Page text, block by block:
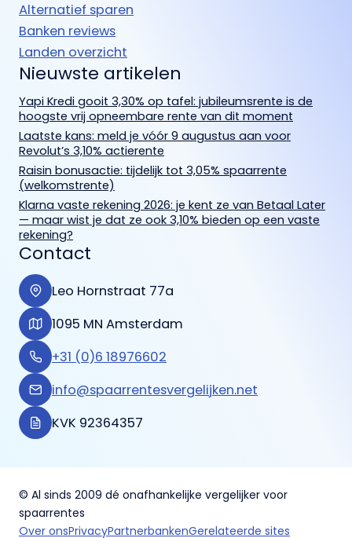
Alternatief sparen
Banken reviews
Landen overzicht
Nieuwste artikelen
Yapi Kredi gooit 3,30% op tafel: jubileumsrente is de
hoogste vrij opneembare rente van dit moment
Laatste kans: meld je vóór 9 augustus aan voor
Revolut’s 3,10% actierente
Raisin bonusactie: tijdelijk tot 3,05% spaarrente
(welkomstrente)
Klarna vaste rekening 2026: je kent ze van Betaal Later
— maar wist je dat ze ook 3,10% bieden op een vaste
rekening?
Contact
Leo Hornstraat 77a
1095 MN Amsterdam
+31 (0)6 18976602
info@spaarrentesvergelijken.net
KVK 92364357
© Al sinds 2009 dé onafhankelijke vergelijker voor
spaarrentes
Over onsPrivacyPartnerbankenGerelateerde sites